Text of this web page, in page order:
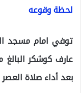
لحظة وقوعه
توفي امام مسجد
بعد أداء صلاة